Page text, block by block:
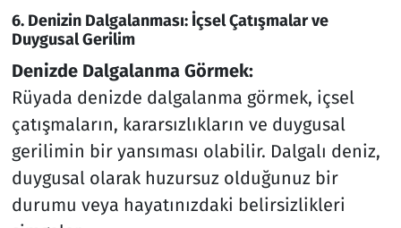
6. Denizin Dalgalanması: İçsel Çatışmalar ve
Duygusal Gerilim
Denizde Dalgalanma Görmek:
Rüyada denizde dalgalanma görmek, içsel
çatışmaların, kararsızlıkların ve duygusal
gerilimin bir yansıması olabilir. Dalgalı deniz,
duygusal olarak huzursuz olduğunuz bir
durumu veya hayatınızdaki belirsizlikleri